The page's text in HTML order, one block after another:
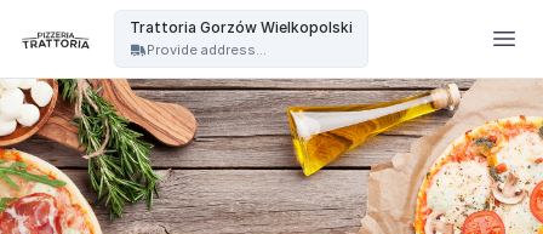
Trattoria Gorzów Wielkopolski
Provide address...